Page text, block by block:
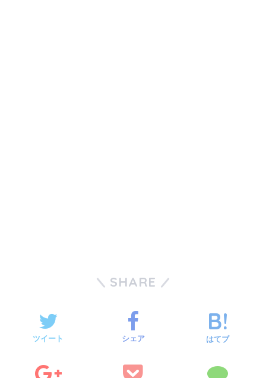
SHARE
ツイート シェア はてブ